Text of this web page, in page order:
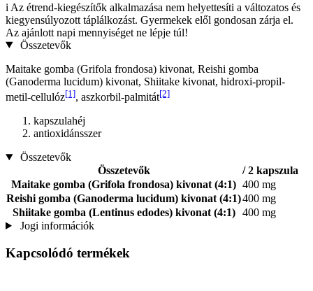
i Az étrend-kiegészítők alkalmazása nem helyettesíti a változatos és
kiegyensúlyozott táplálkozást. Gyermekek elől gondosan zárja el.
Az ajánlott napi mennyiséget ne lépje túl!
Összetevők
Maitake gomba (Grifola frondosa) kivonat, Reishi gomba
(Ganoderma lucidum) kivonat, Shiitake kivonat, hidroxi-propil-
metil-cellulóz[1], aszkorbil-palmitát[2]
kapszulahéj
antioxidánsszer
Összetevők
Összetevők
/ 2 kapszula
Maitake gomba (Grifola frondosa) kivonat (4:1) 400 mg
Reishi gomba (Ganoderma lucidum) kivonat (4:1)400 mg
Shiitake gomba (Lentinus edodes) kivonat (4:1)
400 mg
Jogi információk
Kapcsolódó termékek